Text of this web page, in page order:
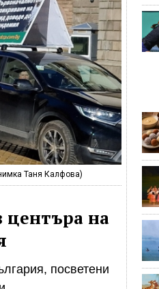
Таня Калфова)
центъра на
посветени